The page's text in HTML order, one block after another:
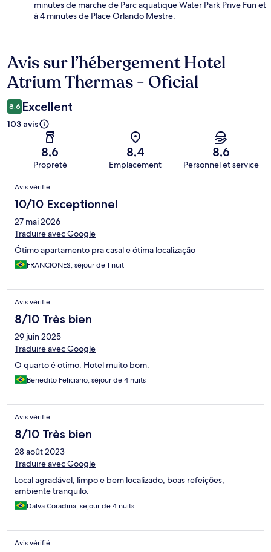
minutes de marche de Parc aquatique Water Park Prive Fun et
à 4 minutes de Place Orlando Mestre.
Avis
Avis sur l’hébergement Hotel
Atrium Thermas - Oficial
8,6 Excellent
103 avis
8,6
Propreté
8,4
Emplacement
8,6
Personnel et service
Avis
Avis vérifié
10/10 Exceptionnel
27 mai 2026
Traduire avec Google
Ótimo apartamento pra casal e ótima localização
FRANCIONES, séjour de 1 nuit
Avis vérifié
8/10 Très bien
29 juin 2025
Traduire avec Google
O quarto é otimo. Hotel muito bom.
Benedito Feliciano, séjour de 4 nuits
Avis vérifié
8/10 Très bien
28 août 2023
Traduire avec Google
Local agradável, limpo e bem localizado, boas refeições,
ambiente tranquilo.
Dalva Coradina, séjour de 4 nuits
Avis vérifié